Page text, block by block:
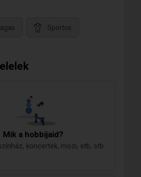
Sportos
Mik a hobbijaid?
koncertek, mozi, stb, stb